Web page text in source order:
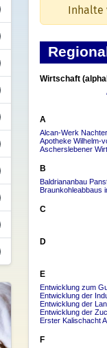
Inhalte